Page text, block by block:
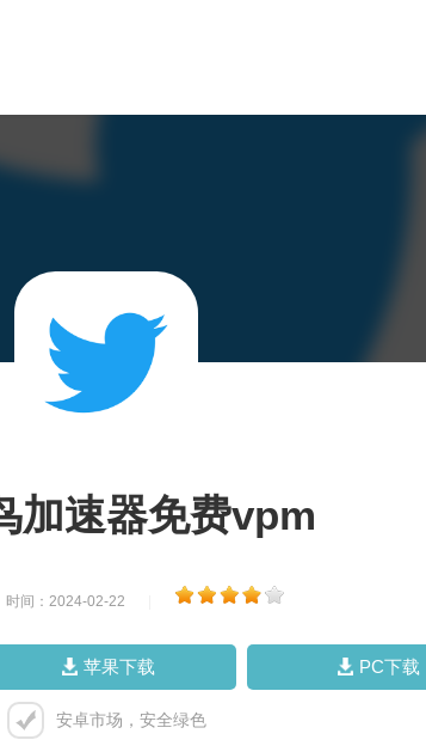
加速器免费vpm
时间：2024-02-22
苹果下载 PC下载
安卓市场，安全绿色